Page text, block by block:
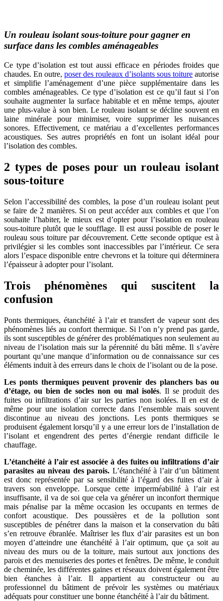
Un rouleau isolant sous-toiture pour gagner en
surface dans les combles aménageables
Ce type d’isolation est tout aussi efficace en périodes froides que
chaudes. En outre, poser des rouleaux d’isolants sous toiture autorise
et simplifie l’aménagement d’une pièce supplémentaire dans les
combles aménageables. Ce type d’isolation est ce qu’il faut si l’on
souhaite augmenter la surface habitable et en même temps, ajouter
une plus-value à son bien. Le rouleau isolant se décline souvent en
laine minérale pour minimiser, voire supprimer les nuisances
sonores. Effectivement, ce matériau a d’excellentes performances
acoustiques. Ses autres propriétés en font un isolant idéal pour
l’isolation des combles.
2 types de poses pour un rouleau isolant
sous-toiture
Selon l’accessibilité des combles, la pose d’un rouleau isolant peut
se faire de 2 manières. Si on peut accéder aux combles et que l’on
souhaite l’habiter, le mieux est d’opter pour l’isolation en rouleau
sous-toiture plutôt que le soufflage. Il est aussi possible de poser le
rouleau sous toiture par découvrement. Cette seconde optique est à
privilégier si les combles sont inaccessibles par l’intérieur. Ce sera
alors l’espace disponible entre chevrons et la toiture qui déterminera
l’épaisseur à adopter pour l’isolant.
Trois phénomènes qui suscitent la
confusion
Ponts thermiques, étanchéité à l’air et transfert de vapeur sont des
phénomènes liés au confort thermique. Si l’on n’y prend pas garde,
ils sont susceptibles de générer des problématiques non seulement au
niveau de l’isolation mais sur la pérennité du bâti même. Il s’avère
pourtant qu’une manque d’information ou de connaissance sur ces
éléments induit à des erreurs dans le choix de l’isolant ou de la pose.
Les ponts thermiques peuvent provenir des planchers bas ou
d’étage, ou bien de socles non ou mal isolés. Il se produit des
fuites ou infiltrations d’air sur les parties non isolées. Il en est de
même pour une isolation correcte dans l’ensemble mais souvent
discontinue au niveau des jonctions. Les ponts thermiques se
produisent également lorsqu’il y a une erreur lors de l’installation de
l’isolant et engendrent des pertes d’énergie rendant difficile le
chauffage.
L’étanchéité à l’air est associée à des fuites ou infiltrations d’air
parasites au niveau des parois. L’étanchéité à l’air d’un bâtiment
est donc représentée par sa sensibilité à l’égard des fuites d’air à
travers son enveloppe. Lorsque cette imperméabilité à l’air est
insuffisante, il va de soi que cela va générer un inconfort thermique
mais pénalise par la même occasion les occupants en termes de
confort acoustique. Des poussières et de la pollution sont
susceptibles de pénétrer dans la maison et la conservation du bâti
s’en retrouve ébranlée. Maîtriser les flux d’air parasites est un bon
moyen d’atteindre une étanchéité à l’air optimum, que ça soit au
niveau des murs ou de la toiture, mais surtout aux jonctions des
parois et des menuiseries des portes et fenêtres. De même, le conduit
de cheminée, les différentes gaines et réseaux doivent également être
bien étanches à l’air. Il appartient au constructeur ou au
professionnel du bâtiment de prévoir les systèmes ou matériaux
adéquats pour constituer une bonne étanchéité à l’air du bâtiment.